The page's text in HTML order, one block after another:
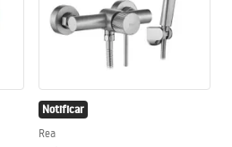
Notificar
Rea